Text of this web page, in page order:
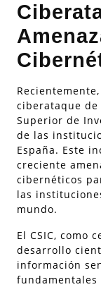
ciberataque
Superior de
de las
España. Este
creciente
cibernéticos
las
mundo.
El CSIC, como
desarrollo
información
fundamentales